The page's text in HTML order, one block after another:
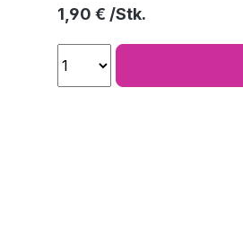
Regulärer Preis:
1,90 €